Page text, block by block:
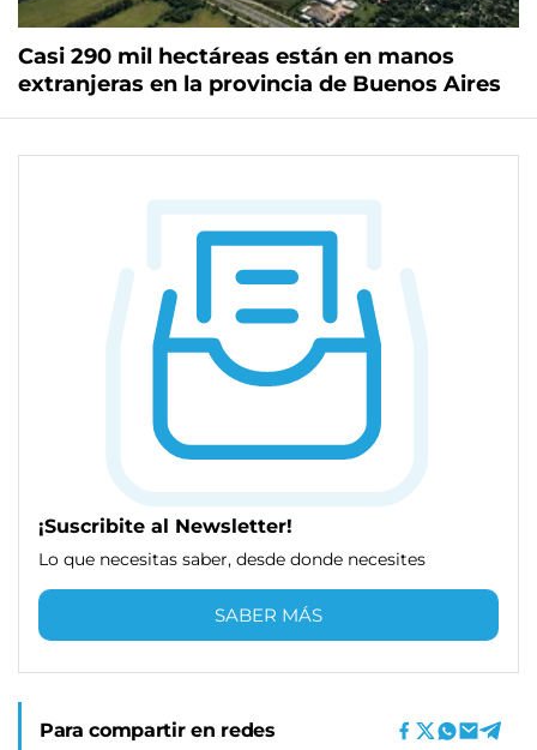
Casi 290 mil hectáreas están en manos
extranjeras en la provincia de Buenos Aires
¡Suscribite al Newsletter!
Lo que necesitas saber, desde donde necesites
SABER MÁS
Para compartir en redes